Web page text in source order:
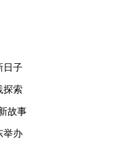
日子
探索
故事
举办